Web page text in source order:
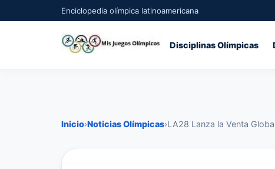
Enciclopedia olímpica latinoamericana
Disciplinas Olímpicas
Inicio›Noticias Olímpicas›LA28 Lanza la Venta